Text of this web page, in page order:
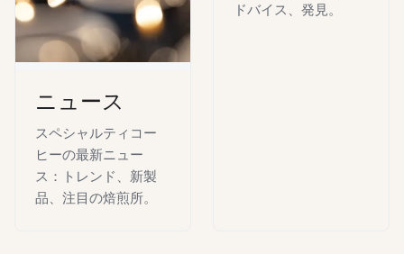
ニュース
スペシャルティコー
ヒーの最新ニュー
ス：トレンド、新製
品、注目の焙煎所。
ドバイス、発見。